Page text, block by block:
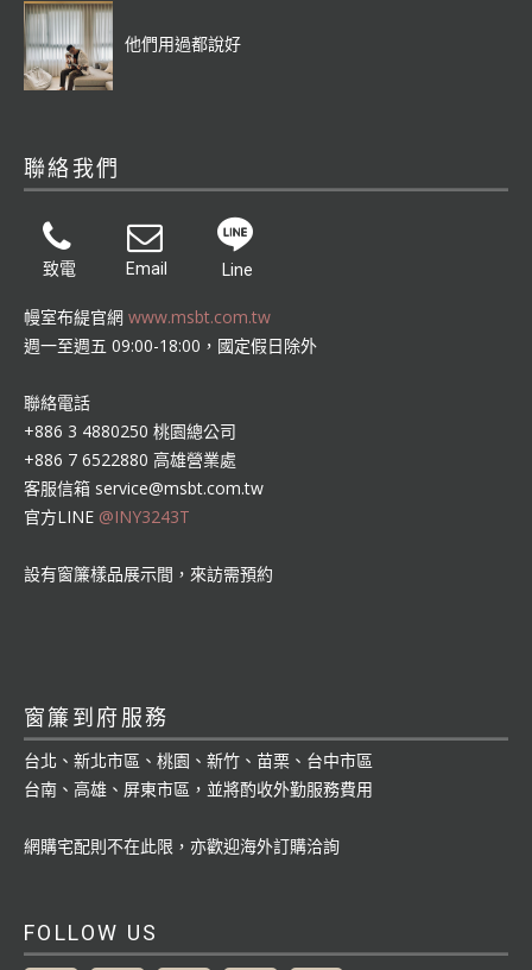
他們用過都說好
聯絡我們
致電 Email Line
幔室布緹官網 www.msbt.com.tw
週一至週五 09:00-18:00，國定假日除外
聯絡電話
+886 3 4880250 桃園總公司
+886 7 6522880 高雄營業處
客服信箱 service@msbt.com.tw
官方LINE @INY3243T
設有窗簾樣品展示間，來訪需預約
窗簾到府服務
台北、新北市區、桃園、新竹、苗栗、台中市區
台南、高雄、屏東市區，並將酌收外勤服務費用
網購宅配則不在此限，亦歡迎海外訂購洽詢
FOLLOW US